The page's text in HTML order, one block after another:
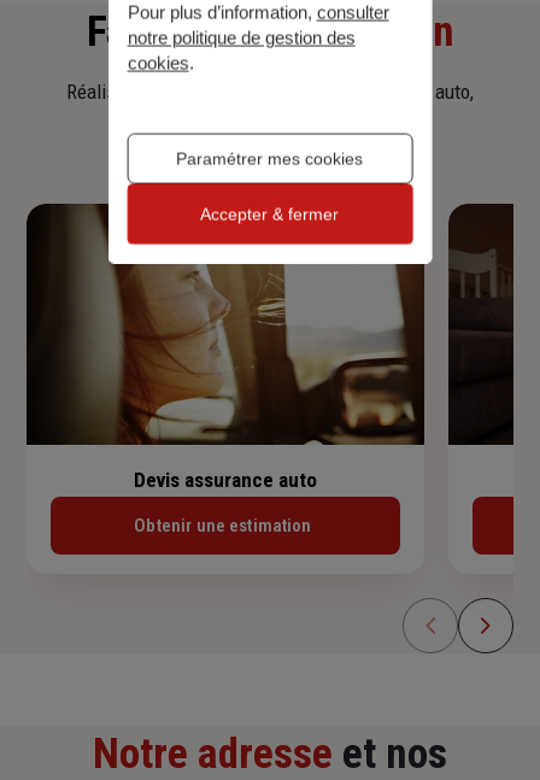
Faitesune simulation
Réalisez une simulation tarifaire d'assurance, auto,
Devis assurance auto
Obtenir une estimation
Notre adresse et nos
Pour plus d’information, consulter
notre politique de gestion des
cookies.
Paramétrer mes cookies
Accepter & fermer